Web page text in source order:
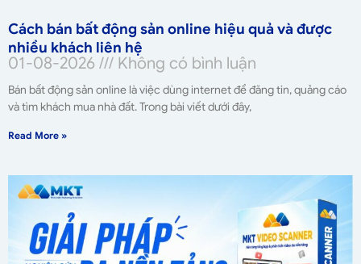
Cách bán bất động sản online hiệu quả và được
nhiều khách liên hệ
01-08-2026 Không có bình luận
Bán bất động sản online là việc dùng internet để đăng tin, quảng cáo
và tìm khách mua nhà đất. Trong bài viết dưới đây,
Read More »